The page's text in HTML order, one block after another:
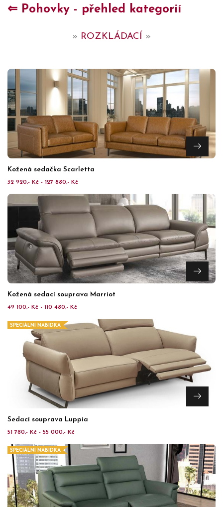
⇐ Pohovky - přehled kategorií
» ROZKLÁDACÍ »
Kožená sedačka Scarletta
32 920,- Kč - 127 880,- Kč
Kožená sedací souprava Marriot
49 100,- Kč - 110 480,- Kč
SPECIÁLNÍ NABÍDKA
Sedací souprava Luppia
51 780,- Kč - 55 000,- Kč
SPECIÁLNÍ NABÍDKA